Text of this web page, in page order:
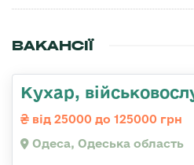
ВАКАНСІЇ
Кухар,
від 25000 до 125000 грн
Одеса, Одеська область